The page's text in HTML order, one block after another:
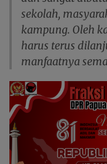
sekolah,
kampung. Oleh
harus terus
manfaatnya